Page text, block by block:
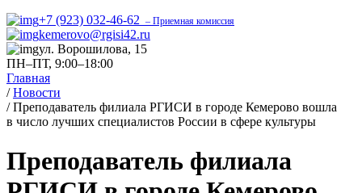
+7 (923) 032-46-62 – Приемная комиссия
kemerovo@rgisi42.ru
ул. Ворошилова, 15
ПН–ПТ, 9:00–18:00
Главная
/ Новости
/ Преподаватель филиала РГИСИ в городе Кемерово вошла
в число лучших специалистов России в сфере культуры
Преподаватель филиала